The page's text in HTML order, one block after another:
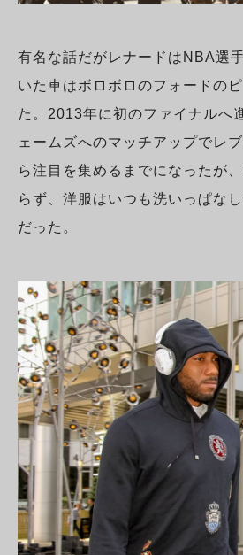
有名な話だがレナードはNBA選
いた車はボロボロのフォードの
た。2013年に初のファイナルへ
ェームズへのマッチアップでレ
ら注目を集めるまでになったが
らず、洋服はいつも洗いっぱな
だった。